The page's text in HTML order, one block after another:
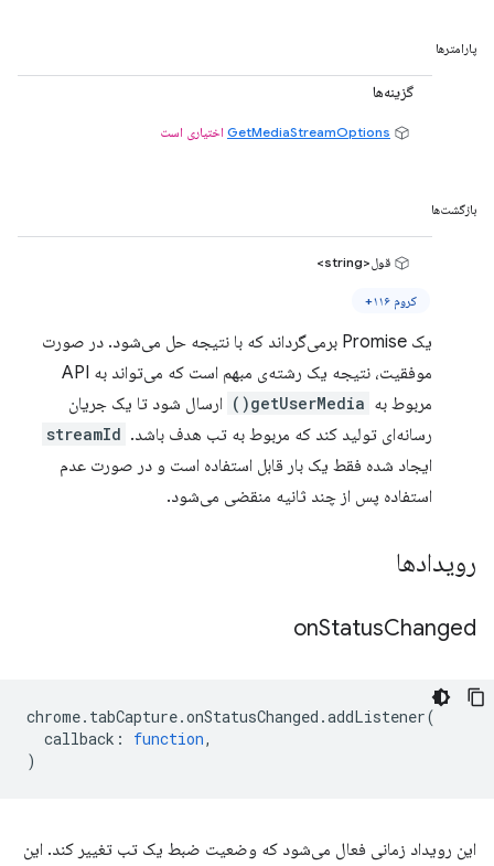
پارامترها
گزینه‌ها
GetMediaStreamOptions اختیاری است
بازگشت‌ها
قول<string>
کروم ۱۱۶+
یک Promise برمی‌گرداند که با نتیجه حل می‌شود. در صورت
موفقیت، نتیجه یک رشته‌ی مبهم است که می‌تواند به API
مربوط به getUserMedia()
ارسال شود تا یک جریان
رسانه‌ای تولید کند که مربوط به تب هدف باشد. streamId
ایجاد شده فقط یک بار قابل استفاده است و در صورت عدم
استفاده پس از چند ثانیه منقضی می‌شود.
رویدادها
onStatusChanged
chrome. tabCapture.onStatusChanged .addListener(
callback : function,
)
این رویداد زمانی فعال می‌شود که وضعیت ضبط یک تب تغییر کند. این